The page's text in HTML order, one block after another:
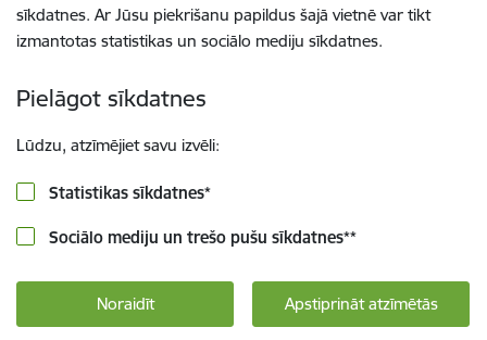
sīkdatnes. Ar Jūsu piekrišanu papildus šajā vietnē var tikt
izmantotas statistikas un sociālo mediju sīkdatnes.
Pielāgot sīkdatnes
Lūdzu, atzīmējiet savu izvēli:
Statistikas sīkdatnes*
Sociālo mediju un trešo pušu sīkdatnes**
Noraidīt Apstiprināt atzīmētās